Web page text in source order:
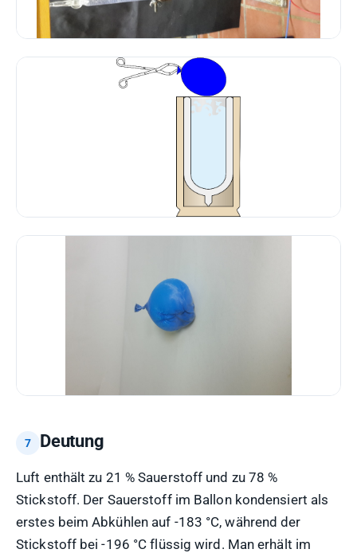
Deutung
Luft enthält zu 21 % Sauerstoff und zu 78 %
Stickstoff. Der Sauerstoff im Ballon kondensiert als
erstes beim Abkühlen auf -183 °C, während der
Stickstoff bei -196 °C flüssig wird. Man erhält im